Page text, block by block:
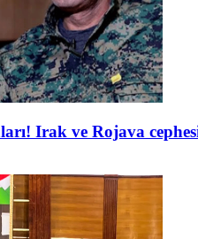
Irak ve Rojava